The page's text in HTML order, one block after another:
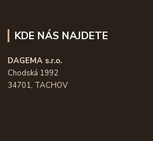
KDE NÁS NAJDETE
DAGEMA s.r.o.
Chodská 1992
34701, TACHOV